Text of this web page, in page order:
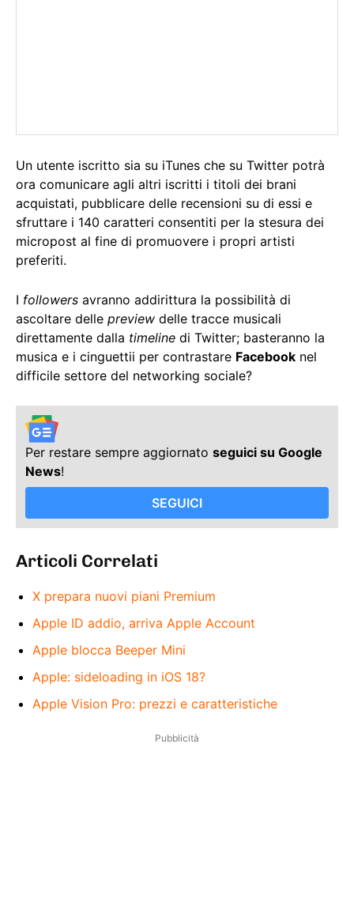
Un utente iscritto sia su iTunes che su Twitter potrà
ora comunicare agli altri iscritti i titoli dei brani
acquistati, pubblicare delle recensioni su di essi e
sfruttare i 140 caratteri consentiti per la stesura dei
micropost al fine di promuovere i propri artisti
preferiti.
I followers avranno addirittura la possibilità di
ascoltare delle preview delle tracce musicali
direttamente dalla timeline di Twitter; basteranno la
musica e i cinguettii per contrastare Facebook nel
difficile settore del networking sociale?
Per restare sempre aggiornato seguici su Google
News!
SEGUICI
Articoli Correlati
X prepara nuovi piani Premium
Apple ID addio, arriva Apple Account
Apple blocca Beeper Mini
Apple: sideloading in iOS 18?
Apple Vision Pro: prezzi e caratteristiche
Pubblicità